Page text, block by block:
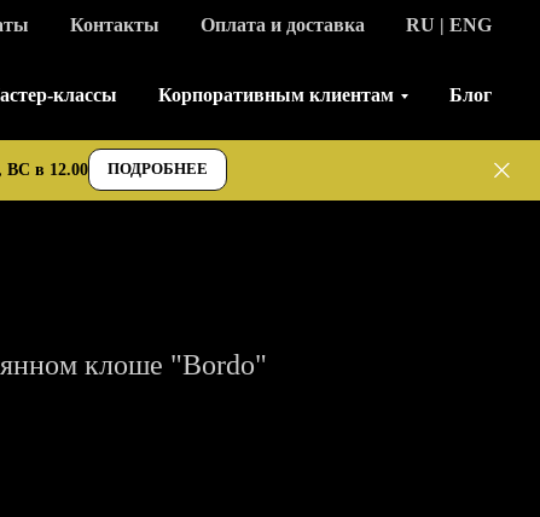
Контакты Оплата и доставка RU | ENG
классы Корпоративным клиентам Блог
ВС в 12.00 ПОДРОБНЕЕ
клоше "Bordo"